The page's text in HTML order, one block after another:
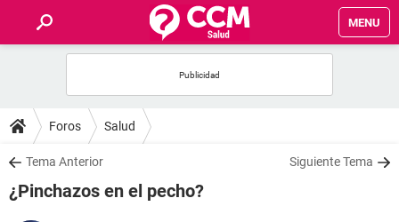
MENU
FOROS
SALUD
FAMILIA
Foros Salud
Tema Anterior Siguiente Tema
¿Pinchazos en el pecho?